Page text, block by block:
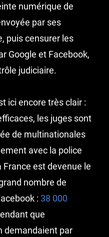
numérique de
par ses
puis censurer les
Google et Facebook,
judiciaire.
ici encore très clair :
les juges sont
de multinationales
avec la police
France est devenue le
nombre de
: 38 000
que
demandaient par